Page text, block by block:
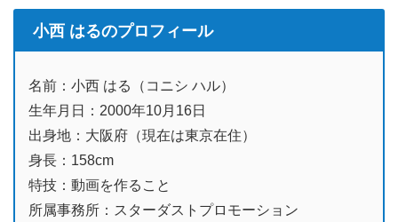
小西 はるのプロフィール
名前：小西 はる（コニシ ハル）
生年月日：2000年10月16日
出身地：大阪府（現在は東京在住）
身長：158cm
特技：動画を作ること
所属事務所：スターダストプロモーション